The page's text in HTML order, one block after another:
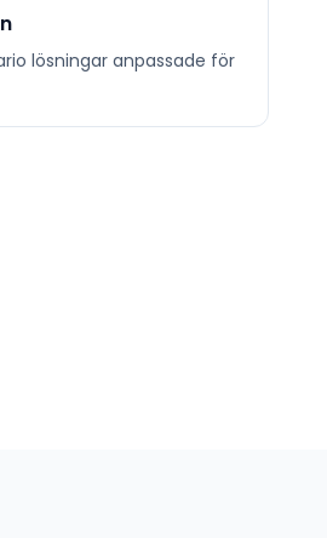
lösningar anpassade för